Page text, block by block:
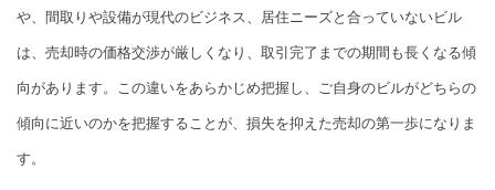
や、間取りや設備が現代のビジネス、居住ニーズと合っていないビル
は、売却時の価格交渉が厳しくなり、取引完了までの期間も長くなる傾
向があります。この違いをあらかじめ把握し、ご自身のビルがどちらの
傾向に近いのかを把握することが、損失を抑えた売却の第一歩になりま
す。